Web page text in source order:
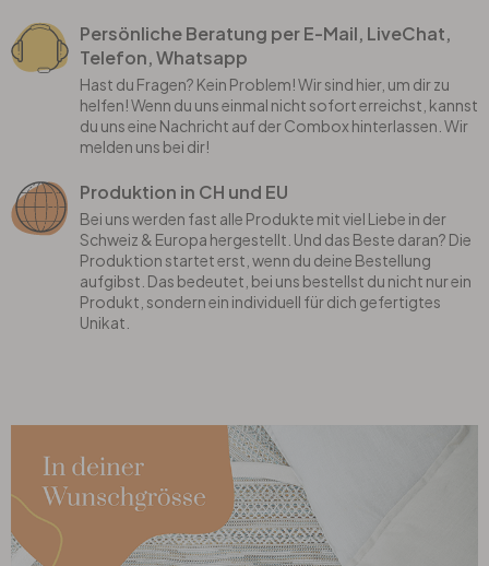
Persönliche Beratung per E-Mail, LiveChat,
Telefon, Whatsapp
Hast du Fragen? Kein Problem! Wir sind hier, um dir zu
helfen! Wenn du uns einmal nicht sofort erreichst, kannst
du uns eine Nachricht auf der Combox hinterlassen. Wir
melden uns bei dir!
Produktion in CH und EU
Bei uns werden fast alle Produkte mit viel Liebe in der
Schweiz & Europa hergestellt. Und das Beste daran? Die
Produktion startet erst, wenn du deine Bestellung
aufgibst. Das bedeutet, bei uns bestellst du nicht nur ein
Produkt, sondern ein individuell für dich gefertigtes
Unikat.